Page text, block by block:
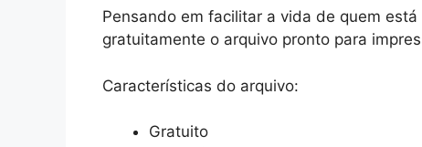
Pensando em facilitar a vida de quem
gratuitamente o arquivo pronto para
Características do arquivo:
Gratuito